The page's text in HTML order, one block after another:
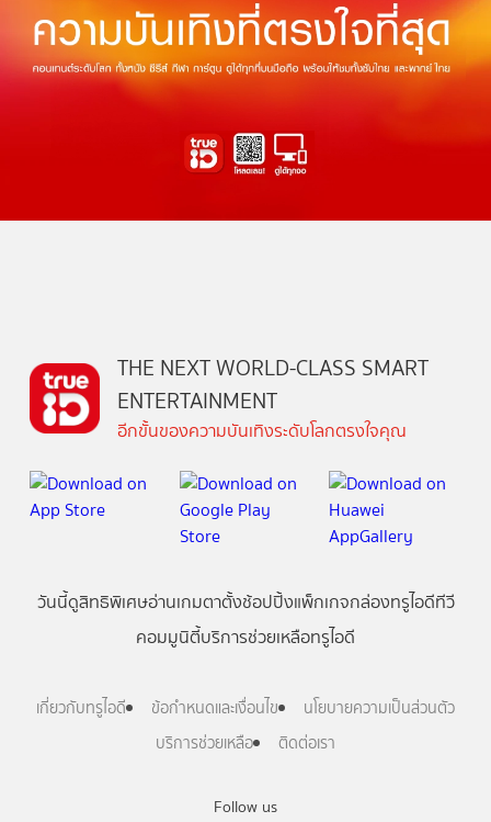
Follow us
THE NEXT WORLD-CLASS SMART
ENTERTAINMENT
อีกขั้นของความบันเทิงระดับโลกตรงใจคุณ
วันนี้ดูสิทธิพิเศษอ่านเกมตาตั้งช้อปปิ้งแพ็กเกจกล่องทรูไอดีทีวี
คอมมูนิตี้บริการช่วยเหลือทรูไอดี
เกี่ยวกับทรูไอดี ข้อกำหนดและเงื่อนไข
นโยบายความเป็นส่วนตัว
บริการช่วยเหลือ
ติดต่อเรา